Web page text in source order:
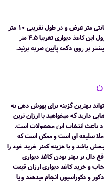
کاغذ دیواری های ارزان در ابعاد استاندارد 53 سانتی متر عرض و در طول تقریبی 10 متر
هستند و به صورت رول به فروش میرسند و هر رول این کاغذ دیواری تقریبا 4.5 متر
بر روی دکمه پایین ضربه بزنید.
بهترین گزینه برای پووش دهی به
دارید که میخواهید با ارزان ترین
باعث انتخاب این محصولات است.
سلیفه ای است و ممکن است که
باشد و با هزینه کمتر خرید خود را
دال بر بهتر بودن کاغذ دیواری
و خرید کاغذ دیواری ارزان قیمت
و دکوراسیون انجام میدهند و یا